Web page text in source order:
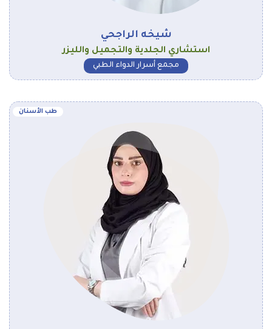
شيخه الراجحي
استشاري الجلدية والتجميل والليزر
مجمع أسرار الدواء الطبي
طب الأسنان